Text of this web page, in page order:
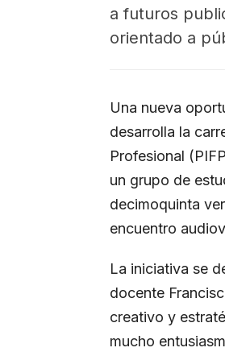
a futuros
orientado a
Una nueva
desarrolla la
Profesional
un grupo de
decimoquinta
encuentro
La iniciativa se
docente
creativo y
mucho